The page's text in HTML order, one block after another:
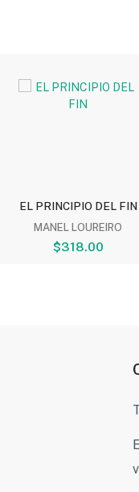
EL PRINCIPIO DEL FIN
MANEL LOUREIRO
$318.00